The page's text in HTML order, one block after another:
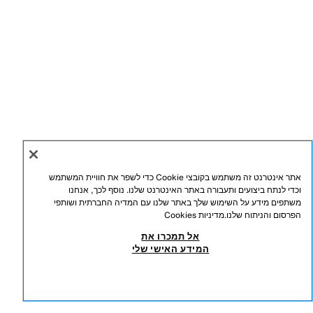
אתר אינטרנט זה משתמש בקובצי Cookie כדי לשפר את חוויית המשתמש
וכדי לנתח ביצועים ותעבורה באתר האינטרנט שלנו. נוסף לכך, אנחנו
משתפים מידע על השימוש שלך באתר שלנו עם המדיה החברתית ושותפי
הפרסום והניתוח שלנו.מדיניות Cookies
אל תמכרו את
המידע האישי שלי